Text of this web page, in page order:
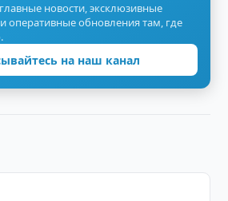
новости, эксклюзивные
оперативные обновления там, где
на наш канал